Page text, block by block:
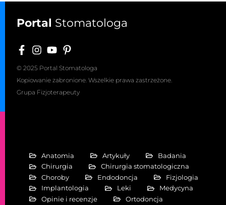
Portal Stomatologa
© 2025 Portal Stomatologa
Kopiowanie zabronione. Wszelkie prawa zastrzeżone.
Grupa Fizjoterapeuty
Anatomia Artykuły
Badania
Chirurgia
Chirurgia stomatologiczna
Choroby
Endodoncja
Fizjologia
Implantologia
Leki
Medycyna
Opinie i recenzje
Ortodoncja